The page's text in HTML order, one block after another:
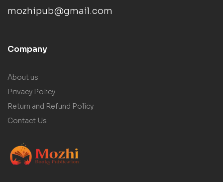
mozhipub@gmail.com
Company
About us
Privacy Policy
Return and Refund Policy
Contact Us